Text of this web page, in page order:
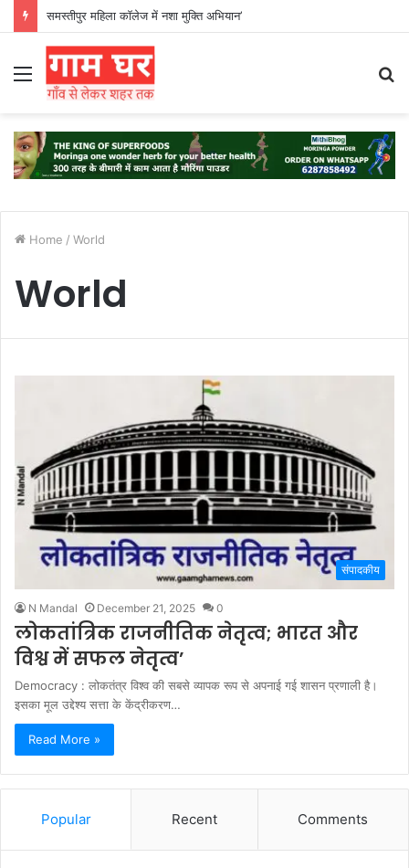
समस्तीपुर महिला कॉलेज में नशा मुक्ति अभियान’
Menu
Home / World
World
संपादकीय
N Mandal December 21, 2025 0
लोकतांत्रिक राजनीतिक नेतृत्व; भारत और
विश्व में सफल नेतृत्व’
Democracy : लोकतंत्र विश्व की सबसे व्यापक रूप से अपनाई गई शासन प्रणाली है।
इसका मूल उद्देश्य सत्ता के केंद्रीकरण…
Read More »
Popular Recent Comments